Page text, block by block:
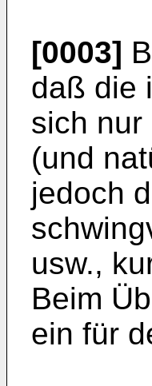
[0003]
daß die
sich nur
(und
jedoch
usw.,
Beim
ein für